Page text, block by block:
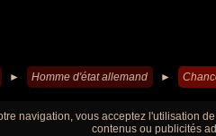
► Homme d'état allemand ►
navigation, vous acceptez l'utilisation
contenus ou publicités